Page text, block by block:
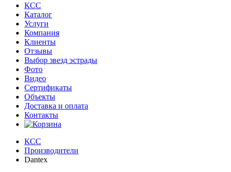
КСС
Каталог
Услуги
Компания
Клиенты
Oтзывы
Выбор звезд эстрады
Фото
Видео
Сертификаты
Объекты
Доставка и оплата
Контакты
КСС
Производители
Dantex